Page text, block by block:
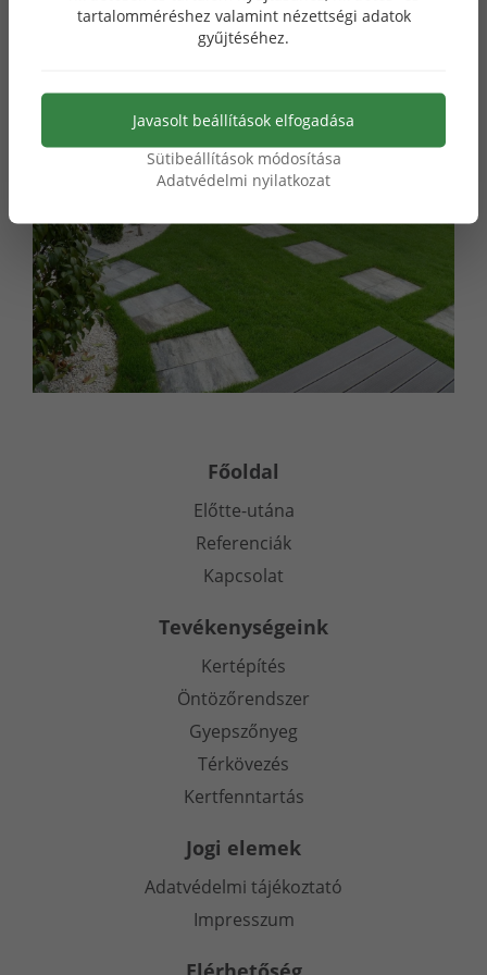
nekünk.
Főoldal
Előtte-utána
Referenciák
Kapcsolat
Tevékenységeink
Kertépítés
Öntözőrendszer
Gyepszőnyeg
Térkövezés
Kertfenntartás
Jogi elemek
Adatvédelmi tájékoztató
Impresszum
tartalomméréshez valamint nézettségi adatok
gyűjtéséhez.
Javasolt beállítások elfogadása
Sütibeállítások módosítása
Adatvédelmi nyilatkozat